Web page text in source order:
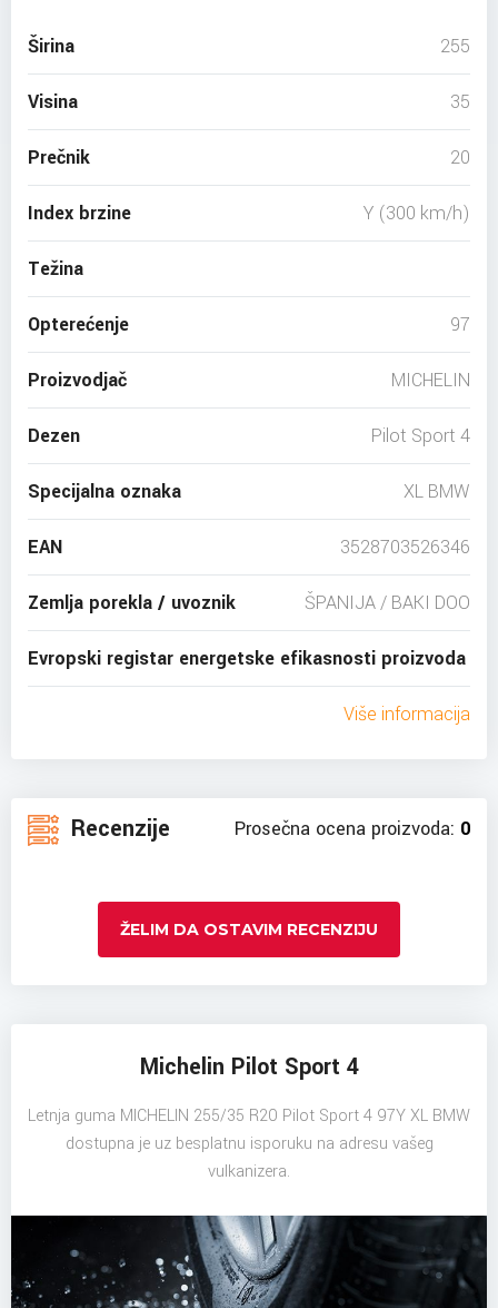
Širina 255
Visina 35
Prečnik 20
Index brzine Y (300 km/h)
Težina
Opterećenje 97
Proizvodjač MICHELIN
Dezen Pilot Sport 4
Specijalna oznaka XL BMW
EAN 3528703526346
Zemlja porekla / uvoznik ŠPANIJA / BAKI DOO
Evropski registar energetske efikasnosti proizvoda
Više informacija
Recenzije Prosečna ocena proizvoda: 0
ŽELIM DA OSTAVIM RECENZIJU
Michelin Pilot Sport 4
Letnja guma MICHELIN 255/35 R20 Pilot Sport 4 97Y XL BMW
dostupna je uz besplatnu isporuku na adresu vašeg
vulkanizera.